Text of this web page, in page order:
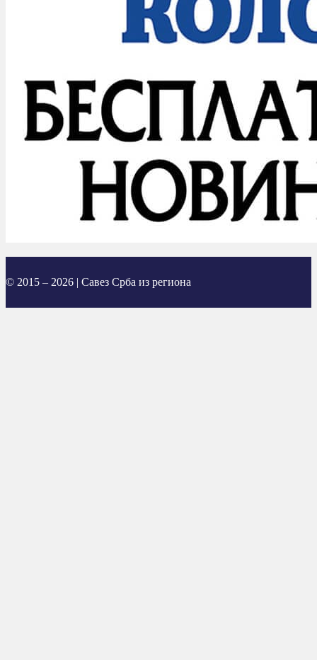
© 2015 – 2026 | Савез Срба из региона